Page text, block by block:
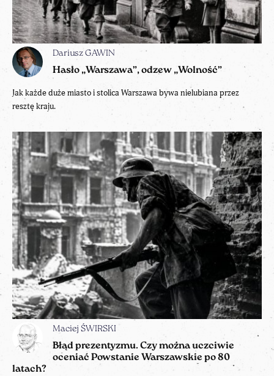
Dariusz GAWIN
Hasło „Warszawa”, odzew „Wolność”
Jak każde duże miasto i stolica Warszawa bywa nielubiana przez
resztę kraju.
Maciej ŚWIRSKI
Błąd prezentyzmu. Czy można uczciwie
oceniać Powstanie Warszawskie po 80
latach?